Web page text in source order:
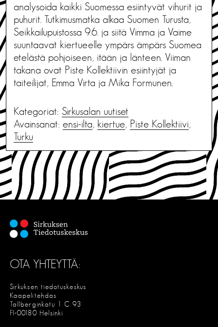
analysoida kaikki Suomessa esiintyvät vihurit ja
puhurit. Tutkimusmatka alkaa Suomen Turusta,
Seikkailupuistossa 9.6. ja siitä Vimma ja Vaime
suuntaavat kiertueelle ympärs ämpärs Suomea
etelästä pohjoiseen, itään ja länteen. Viiman
takana ovat Piste Kollektiivin esiintyjät ja
taiteilijat, Emma Virta ja Mika Formunen.
Kategoriat: Sirkusalan uutiset
Avainsanat: ensi-ilta, kiertue, Piste Kollektiivi,
Turku
OTA YHTEYTTÄ:
Sirkuksen tiedotuskeskus
Kaapelitehdas
Tallberginkatu 1 C 93
FI-00180 Helsinki